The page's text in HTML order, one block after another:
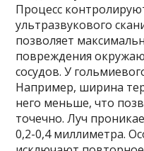
Процесс
ультразвукового
позволяет
повреждения
сосудов. У
Например, ширина
него меньше, что
точечно. Луч
0,2-0,4 миллиметра.